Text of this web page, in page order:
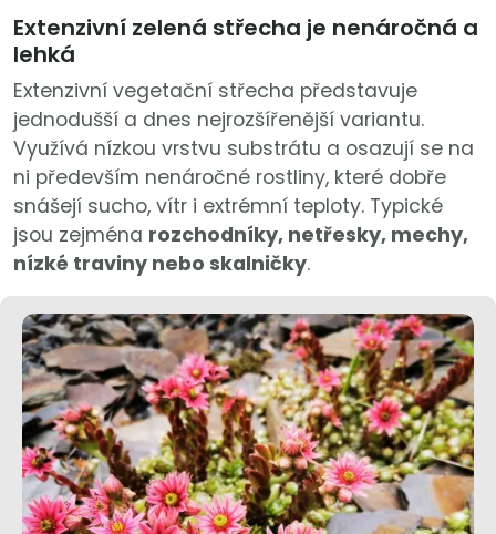
Extenzivní zelená střecha je nenáročná a
lehká
Extenzivní vegetační střecha představuje
jednodušší a dnes nejrozšířenější variantu.
Využívá nízkou vrstvu substrátu a osazují se na
ni především nenáročné rostliny, které dobře
snášejí sucho, vítr i extrémní teploty. Typické
jsou zejména rozchodníky, netřesky, mechy,
nízké traviny nebo skalničky.